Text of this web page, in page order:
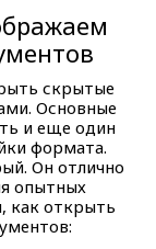
скрытые
Основные
и еще один
формата.
Он отлично
опытных
как открыть